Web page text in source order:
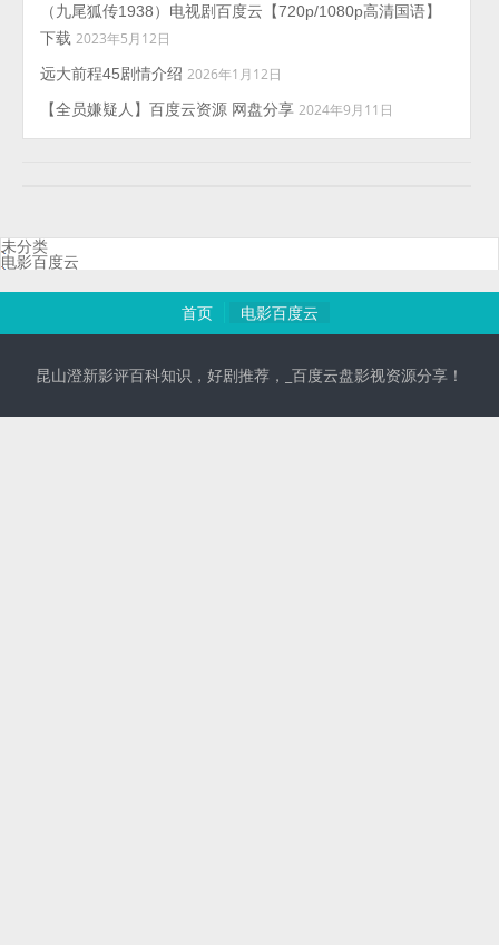
（九尾狐传1938）电视剧百度云【720p/1080p高清国语】
下载 2023年5月12日
远大前程45剧情介绍 2026年1月12日
【全员嫌疑人】百度云资源 网盘分享 2024年9月11日
未分类
电影百度云
首页 电影百度云
昆山澄新影评百科知识，好剧推荐，_百度云盘影视资源分享！